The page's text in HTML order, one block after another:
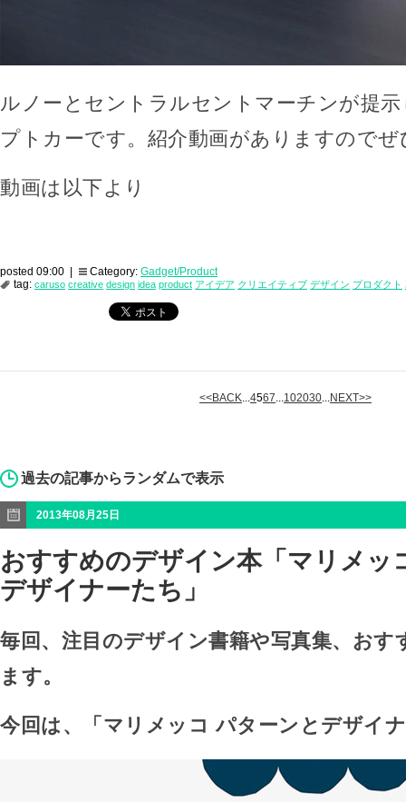
ルノーとセントラルセントマーチンが提
プトカーです。紹介動画がありますので
動画は以下より
posted 09:00 | Category: Gadget/Product
tag: caruso creative design idea product アイデア クリエイティブ デザイン プロダクト
<<BACK...4567...102030...NEXT>>
過去の記事からランダムで表示
2013年08月25日
おすすめのデザイン本「マリメッ
デザイナーたち」
毎回、注目のデザイン書籍や写真集、おす
ます。
今回は、「マリメッコ パターンとデザイ